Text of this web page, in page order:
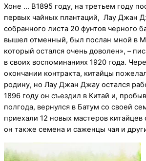
Хоне … В1895 году, на третьем году
первых чайных плантаций, Лау Джан
собранного листа 20 фунтов черного
вышел отменный, был послан мной в
который остался очень доволен», –
в своих воспоминаниях 1920 года.
окончании контракта, китайцы
родину, но Лау Джан Джау остался
1896 году он съездил в Китай и,
полгода, вернулся в Батум со своей
приехали 12 новых мастеров
он также семена и саженцы чая и